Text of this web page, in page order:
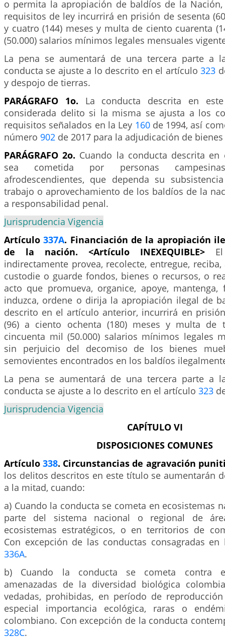
o permita la apropiación de baldíos de la
requisitos de ley incurrirá en prisión de sesenta
y cuatro (144) meses y multa de ciento cuarenta
(50.000) salarios mínimos legales mensuales
La pena se aumentará de una tercera parte a
conducta se ajuste a lo descrito en el artículo323
y despojo de tierras.
PARÁGRAFO 1o. La conducta descrita en
considerada delito si la misma se ajusta a los
requisitos señalados en la Ley 160de 1994, así
número 902 de 2017 para la adjudicación de
PARÁGRAFO 2o. Cuando la conducta descrita
sea cometida por personas
afrodescendientes, que dependa su
trabajo o aprovechamiento de los baldíos de la
a responsabilidad penal.
Jurisprudencia Vigencia
Artículo337A. Financiación de la apropiación
de la nación. <Artículo INEXEQUIBLE>
indirectamente provea, recolecte, entregue,
custodie o guarde fondos, bienes o recursos, o
acto que promueva, organice, apoye, mantenga,
induzca, ordene o dirija la apropiación ilegal de
descrito en el artículo anterior, incurrirá en
(96) a ciento ochenta (180) meses y multa de
cincuenta mil (50.000) salarios mínimos legales
sin perjuicio del decomiso de los bienes
semovientes encontrados en los baldíos
La pena se aumentará de una tercera parte a
conducta se ajuste a lo descrito en el artículo 323
Jurisprudencia Vigencia
CAPÍTULO VI
DISPOSICIONES COMUNES
Artículo338. Circunstancias de agravación
los delitos descritos en este título se aumentarán
a la mitad, cuando:
a) Cuando la conducta se cometa en ecosistemas
parte del sistema nacional o regional de
ecosistemas estratégicos, o en territorios de
Con excepción de las conductas consagradas
336A.
b) Cuando la conducta se cometa contra
amenazadas de la diversidad biológica
vedadas, prohibidas, en período de
especial importancia ecológica, raras o
colombiano. Con excepción de la conducta
328C.